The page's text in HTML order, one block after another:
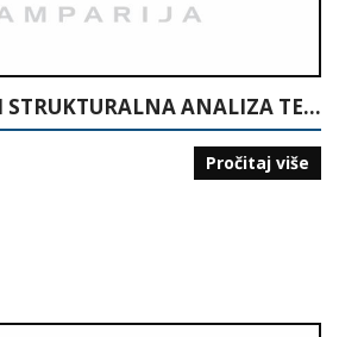
BIOMEHANIČKA I STRUKTURALNA ANALIZA TEHNIKE RUKOMETA
Pročitaj više